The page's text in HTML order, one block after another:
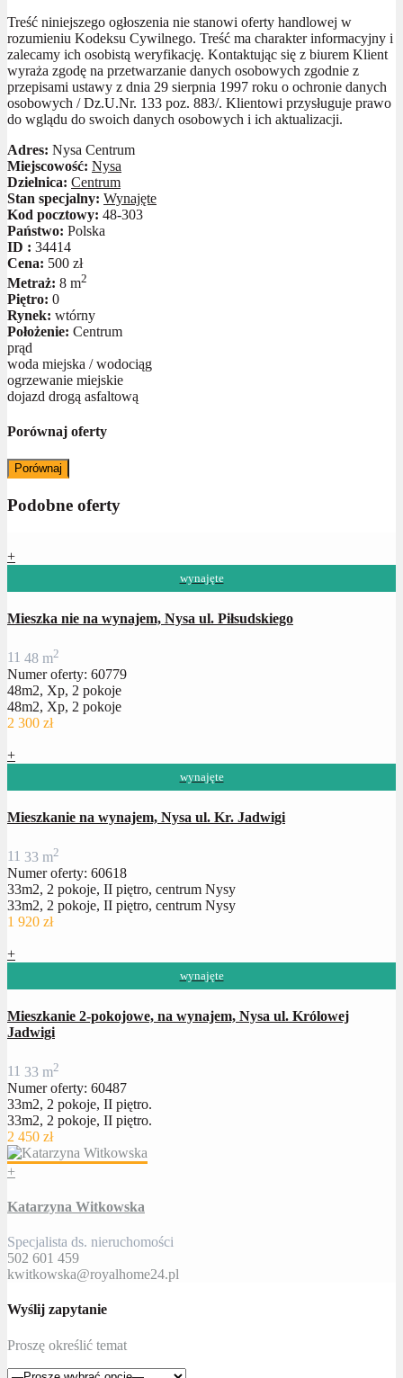
Treść niniejszego ogłoszenia nie stanowi oferty handlowej w
rozumieniu Kodeksu Cywilnego. Treść ma charakter informacyjny i
zalecamy ich osobistą weryfikację. Kontaktując się z biurem Klient
wyraża zgodę na przetwarzanie danych osobowych zgodnie z
przepisami ustawy z dnia 29 sierpnia 1997 roku o ochronie danych
osobowych / Dz.U.Nr. 133 poz. 883/. Klientowi przysługuje prawo
do wglądu do swoich danych osobowych i ich aktualizacji.
Adres: Nysa Centrum
Miejscowość: Nysa
Dzielnica: Centrum
Stan specjalny: Wynajęte
Kod pocztowy: 48-303
Państwo: Polska
ID : 34414
Cena: 500 zł
Metraż: 8 m2
Piętro: 0
Rynek: wtórny
Położenie: Centrum
prąd
woda miejska / wodociąg
ogrzewanie miejskie
dojazd drogą asfaltową
Porównaj oferty
Porównaj
Podobne oferty
+
wynajęte
Mieszka nie na wynajem, Nysa ul. Piłsudskiego
11 48 m2
Numer oferty: 60779
48m2, Xp, 2 pokoje
48m2, Xp, 2 pokoje
2 300 zł
+
wynajęte
Mieszkanie na wynajem, Nysa ul. Kr. Jadwigi
11 33 m2
Numer oferty: 60618
33m2, 2 pokoje, II piętro, centrum Nysy
33m2, 2 pokoje, II piętro, centrum Nysy
1 920 zł
+
wynajęte
Mieszkanie 2-pokojowe, na wynajem, Nysa ul. Królowej
Jadwigi
11 33 m2
Numer oferty: 60487
33m2, 2 pokoje, II piętro.
33m2, 2 pokoje, II piętro.
2 450 zł
+
Katarzyna Witkowska
Specjalista ds. nieruchomości
502 601 459
kwitkowska@royalhome24.pl
Wyślij zapytanie
Proszę określić temat